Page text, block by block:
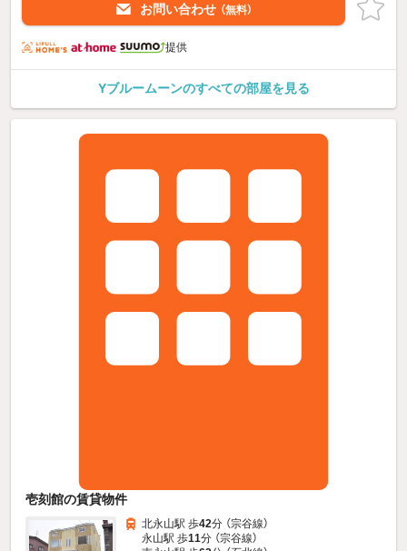
お問い合わせ （無料）
提供
Yブルームーンのすべての部屋を見る
壱刻館の賃貸物件
北永山駅 歩42分 （宗谷線）
永山駅 歩11分 （宗谷線）